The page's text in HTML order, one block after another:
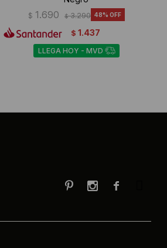
$ 1.690 $ 3.290 48
$ 1.437
LLEGA HOY - MVD

 